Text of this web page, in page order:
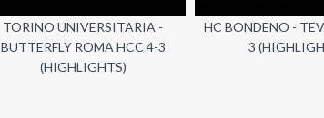
TORINO UNIVERSITARIA -
BUTTERFLY ROMA HCC 4-3
(HIGHLIGHTS)
HC BONDENO -
3